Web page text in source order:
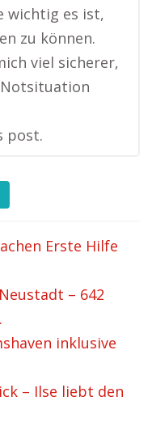
wichtig es ist,
zu können.
viel sicherer,
post.
Erste Hilfe
– 642
inklusive
– Ilse liebt den